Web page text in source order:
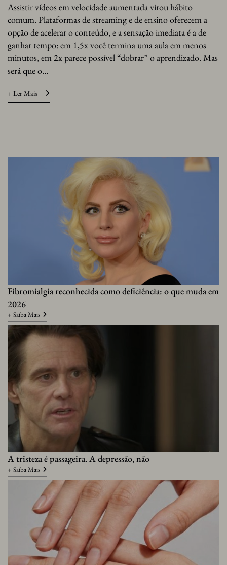
Fibromialgia reconhecida como deficiência: o que muda em
2026
+ Saiba Mais
A tristeza é passageira. A depressão, não
+ Saiba Mais
Assistir vídeos em velocidade aumentada virou hábito
comum. Plataformas de streaming e de ensino oferecem a
opção de acelerar o conteúdo, e a sensação imediata é a de
ganhar tempo: em 1,5x você termina uma aula em menos
minutos, em 2x parece possível “dobrar” o aprendizado. Mas
será que o…
+ Ler Mais